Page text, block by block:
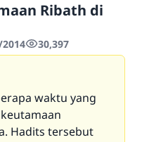
Ribath di
30,397
waktu yang
Hadits tersebut